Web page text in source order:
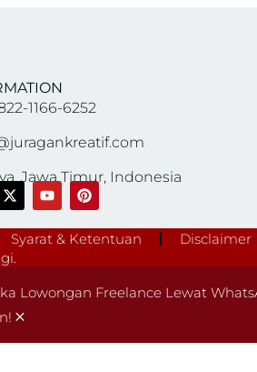
1166-6252
Jawa Timur, Indonesia
Syarat & Ketentuan
Disclaimer
Lowongan Freelance Lewat
×